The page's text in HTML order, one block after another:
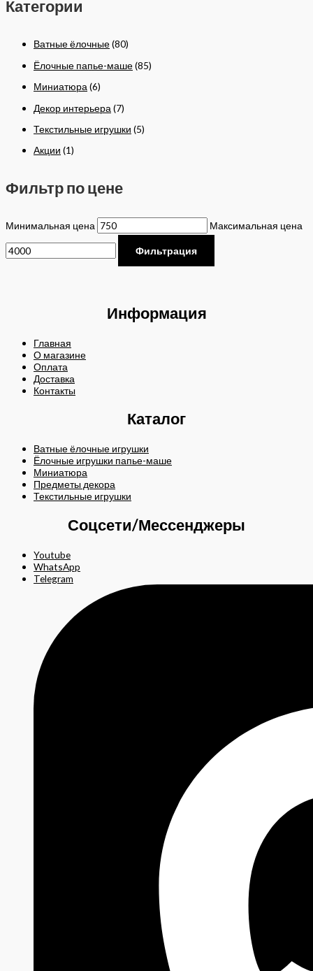
Категории
Ватные ёлочные(80)
Ёлочные папье-маше(85)
Миниатюра (6)
Декор интерьера (7)
Текстильные игрушки (5)
Акции (1)
Фильтр по цене
Минимальная цена Максимальная цена
Фильтрация
Информация
Главная
О магазине
Оплата
Доставка
Контакты
Каталог
Ватные ёлочные игрушки
Ёлочные игрушки папье-маше
Миниатюра
Предметы декора
Текстильные игрушки
Соцсети/Мессенджеры
Youtube
WhatsApp
Telegram